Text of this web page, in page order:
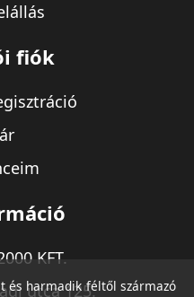
fiók
KFT.
utca 125.
és harmadik féltől származó